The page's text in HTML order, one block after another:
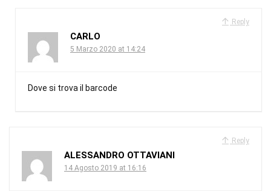
Reply
CARLO
5 Marzo 2020 at 14:24
Dove si trova il barcode
Reply
ALESSANDRO OTTAVIANI
14 Agosto 2019 at 16:16